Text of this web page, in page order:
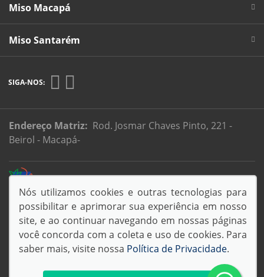
Miso Macapá
Miso Santarém
SIGA-NOS:
Endereço Matriz: Rod. Josmar Chaves Pinto, 221 -
Beirol - Macapá-
© Copyright 2026
AutoForce - Todos os direitos reservados.
Confira nossas Políticas de Pagamento e Transparência Fiscal
Nós utilizamos cookies e outras tecnologias para
possibilitar e aprimorar sua experiência em nosso
site, e ao continuar navegando em nossas páginas
você concorda com a coleta e uso de cookies. Para
saber mais, visite nossa Política de Privacidade.